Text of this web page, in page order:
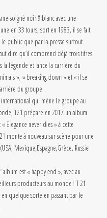
soigné noir & blanc avec une
en 33 tours, sort en 1983, il se fait
public que par la presse surtout
dire qu’il comprend déjà trois titres
la légende et lance la carrière du
», « breaking down » et « il se
du groupe.
international qui mène le groupe au
T21 prépare en 2017 un album
Elegance never dies » à cette
monte à nouveau sur scène pour une
Mexique,Espagne,Grèce, Russie
album est « happy end », avec au
producteurs au monde ! T 21
en quelque sorte en passant par le